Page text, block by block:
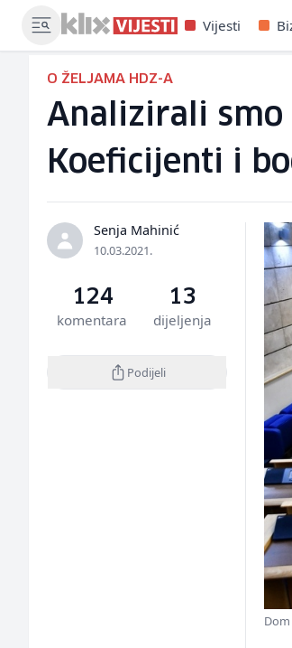
Vijesti
O ŽELJAMA HDZ-A
Analizirali smo
Koeficijenti i
Senja Mahinić
10.03.2021.
124
komentara
13
dijeljenja
Podijeli